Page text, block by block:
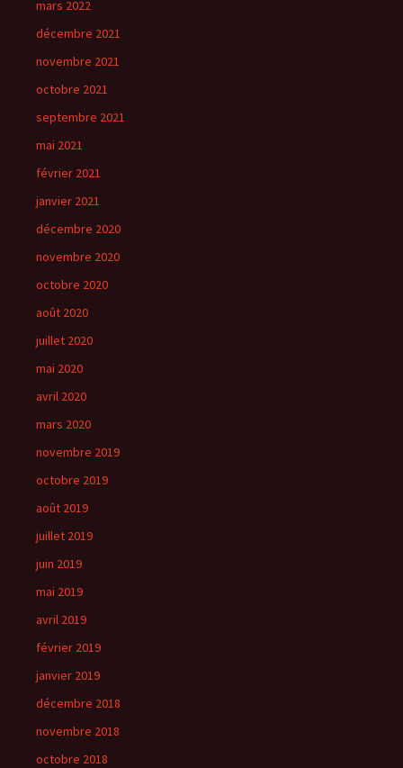
mars 2022
décembre 2021
novembre 2021
octobre 2021
septembre 2021
mai 2021
février 2021
janvier 2021
décembre 2020
novembre 2020
octobre 2020
août 2020
juillet 2020
mai 2020
avril 2020
mars 2020
novembre 2019
octobre 2019
août 2019
juillet 2019
juin 2019
mai 2019
avril 2019
février 2019
janvier 2019
décembre 2018
novembre 2018
octobre 2018